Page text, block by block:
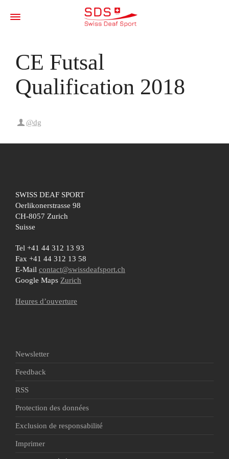
CE Futsal
Qualification 2018
@dg
SWISS DEAF SPORT
Oerlikonerstrasse 98
CH-8057 Zurich
Suisse
Tel +41 44 312 13 93
Fax +41 44 312 13 58
E-Mail contact@swissdeafsport.ch
Google Maps Zurich
Heures d’ouverture
Newsletter
Feedback
RSS
Protection des données
Exclusion de responsabilité
Imprimer